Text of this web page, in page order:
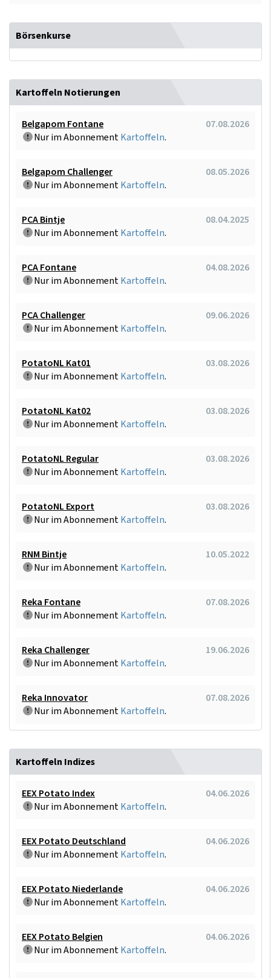
Börsenkurse
Kartoffeln Notierungen
Belgapom Fontane
07.08.2026
Nur im AbonnementKartoffeln.
Belgapom Challenger
08.05.2026
Nur im AbonnementKartoffeln.
PCA Bintje
08.04.2025
Nur im AbonnementKartoffeln.
PCA Fontane
04.08.2026
Nur im AbonnementKartoffeln.
PCA Challenger
09.06.2026
Nur im AbonnementKartoffeln.
PotatoNL Kat01
03.08.2026
Nur im AbonnementKartoffeln.
PotatoNL Kat02
03.08.2026
Nur im AbonnementKartoffeln.
PotatoNL Regular
03.08.2026
Nur im AbonnementKartoffeln.
PotatoNL Export
03.08.2026
Nur im AbonnementKartoffeln.
RNM Bintje
10.05.2022
Nur im AbonnementKartoffeln.
Reka Fontane
07.08.2026
Nur im AbonnementKartoffeln.
Reka Challenger
19.06.2026
Nur im AbonnementKartoffeln.
Reka Innovator
07.08.2026
Nur im AbonnementKartoffeln.
Kartoffeln Indizes
EEX Potato Index
04.06.2026
Nur im AbonnementKartoffeln.
EEX Potato Deutschland
04.06.2026
Nur im AbonnementKartoffeln.
EEX Potato Niederlande
04.06.2026
Nur im AbonnementKartoffeln.
EEX Potato Belgien
04.06.2026
Nur im AbonnementKartoffeln.